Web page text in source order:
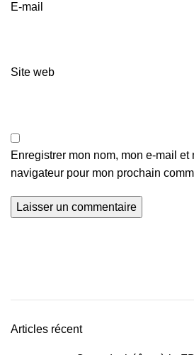
E-mail
Site web
Enregistrer mon nom, mon e-mail et
navigateur pour mon prochain
Articles récent